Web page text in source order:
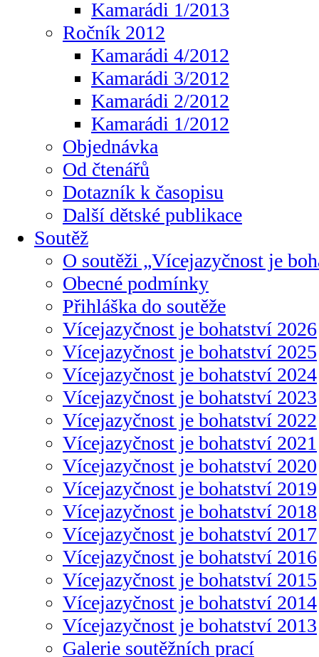
Kamarádi 1/2013
Ročník 2012
Kamarádi 4/2012
Kamarádi 3/2012
Kamarádi 2/2012
Kamarádi 1/2012
Objednávka
Od čtenářů
Dotazník k časopisu
Další dětské publikace
Soutěž
O soutěži „Vícejazyčnost je
Obecné podmínky
Přihláška do soutěže
Vícejazyčnost je bohatství 2026
Vícejazyčnost je bohatství 2025
Vícejazyčnost je bohatství 2024
Vícejazyčnost je bohatství 2023
Vícejazyčnost je bohatství 2022
Vícejazyčnost je bohatství 2021
Vícejazyčnost je bohatství 2020
Vícejazyčnost je bohatství 2019
Vícejazyčnost je bohatství 2018
Vícejazyčnost je bohatství 2017
Vícejazyčnost je bohatství 2016
Vícejazyčnost je bohatství 2015
Vícejazyčnost je bohatství 2014
Vícejazyčnost je bohatství 2013
Galerie soutěžních prací